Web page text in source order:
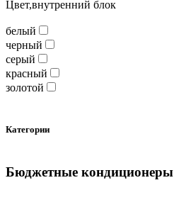
Цвет,внутренний блок
белый
черный
серый
красный
золотой
Категории
Бюджетные кондиционеры